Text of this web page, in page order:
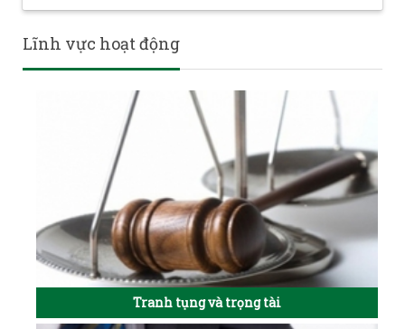
Lĩnh vực hoạt động
Tranh tụng và trọng tài